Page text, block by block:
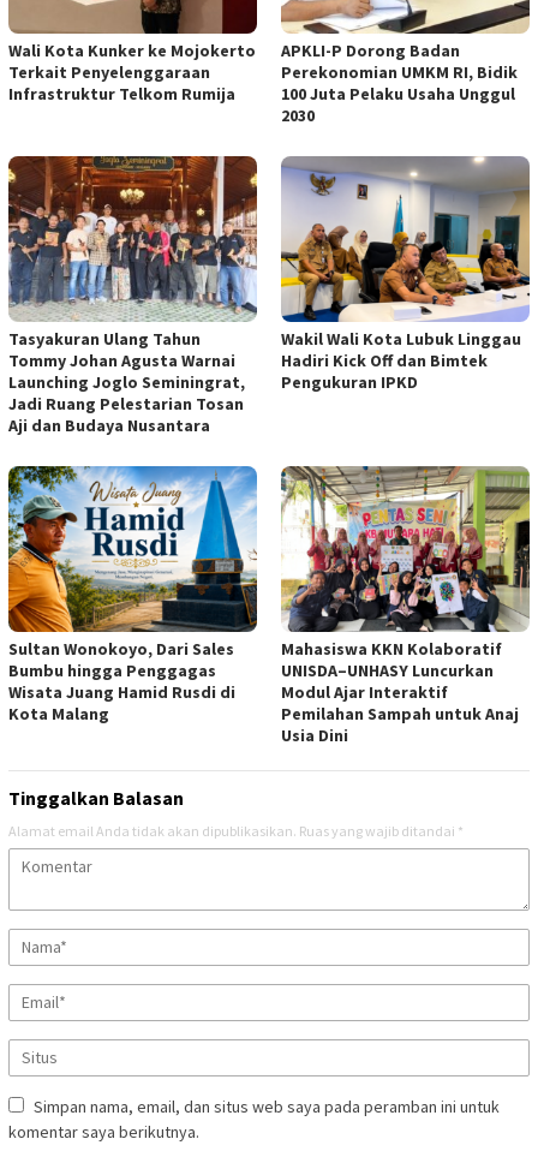
Wali Kota Kunker ke Mojokerto
Terkait Penyelenggaraan
Infrastruktur Telkom Rumija
APKLI-P Dorong Badan
Perekonomian UMKM RI, Bidik
100 Juta Pelaku Usaha Unggul
2030
Tasyakuran Ulang Tahun
Tommy Johan Agusta Warnai
Launching Joglo Seminingrat,
Jadi Ruang Pelestarian Tosan
Aji dan Budaya Nusantara
Wakil Wali Kota Lubuk Linggau
Hadiri Kick Off dan Bimtek
Pengukuran IPKD
Sultan Wonokoyo, Dari Sales
Bumbu hingga Penggagas
Wisata Juang Hamid Rusdi di
Kota Malang
Mahasiswa KKN Kolaboratif
UNISDA–UNHASY Luncurkan
Modul Ajar Interaktif
Pemilahan Sampah untuk Anaj
Usia Dini
Tinggalkan Balasan
Alamat email Anda tidak akan dipublikasikan. Ruas yang wajib ditandai *
Simpan nama, email, dan situs web saya pada peramban ini untuk
komentar saya berikutnya.